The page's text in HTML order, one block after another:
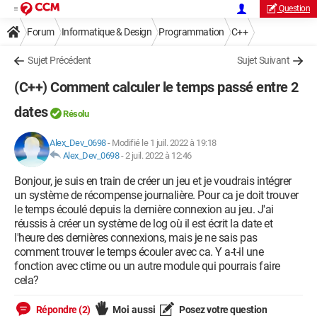
Question
Forum Informatique & Design Programmation C++
Sujet Précédent Sujet Suivant
(C++) Comment calculer le temps passé entre 2
dates
Résolu
Alex_Dev_0698- Modifié le 1 juil. 2022 à 19:18
Alex_Dev_0698-2 juil. 2022 à 12:46
Bonjour, je suis en train de créer un jeu et je voudrais intégrer
un système de récompense journalière. Pour ca je doit trouver
le temps écoulé depuis la dernière connexion au jeu. J'ai
réussis à créer un système de log où il est écrit la date et
l'heure des dernières connexions, mais je ne sais pas
comment trouver le temps écouler avec ca. Y a-t-il une
fonction avec ctime ou un autre module qui pourrais faire
cela?
Répondre (2) Moi aussi Posez votre question